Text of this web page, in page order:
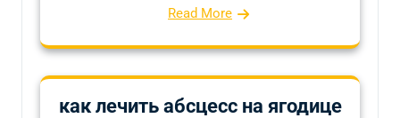
Read More
как лечить абсцесс на ягодице